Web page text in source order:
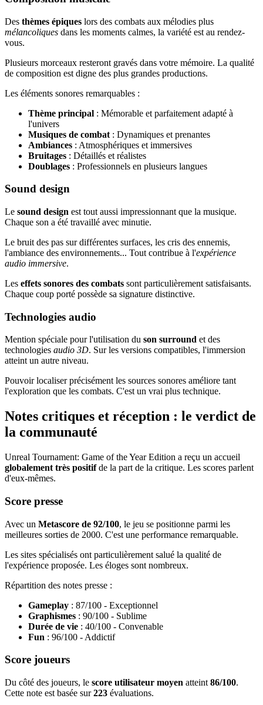
Des thèmes épiques lors des combats aux mélodies plus
mélancoliques dans les moments calmes, la variété est au rendez-
vous.
Plusieurs morceaux resteront gravés dans votre mémoire. La qualité
de composition est digne des plus grandes productions.
Les éléments sonores remarquables :
Thème principal : Mémorable et parfaitement adapté à
l'univers
Musiques de combat : Dynamiques et prenantes
Ambiances : Atmosphériques et immersives
Bruitages : Détaillés et réalistes
Doublages : Professionnels en plusieurs langues
Sound design
Le sound design est tout aussi impressionnant que la musique.
Chaque son a été travaillé avec minutie.
Le bruit des pas sur différentes surfaces, les cris des ennemis,
l'ambiance des environnements... Tout contribue à l'expérience
audio immersive.
Les effets sonores des combats sont particulièrement satisfaisants.
Chaque coup porté possède sa signature distinctive.
Technologies audio
Mention spéciale pour l'utilisation du son surround et des
technologies audio 3D. Sur les versions compatibles, l'immersion
atteint un autre niveau.
Pouvoir localiser précisément les sources sonores améliore tant
l'exploration que les combats. C'est un vrai plus technique.
Notes critiques et réception : le verdict de
la communauté
Unreal Tournament: Game of the Year Edition a reçu un accueil
globalement très positifde la part de la critique. Les scores parlent
d'eux-mêmes.
Score presse
Avec un Metascore de 92/100, le jeu se positionne parmi les
meilleures sorties de 2000. C'est une performance remarquable.
Les sites spécialisés ont particulièrement salué la qualité de
l'expérience proposée. Les éloges sont nombreux.
Répartition des notes presse :
Gameplay : 87/100 - Exceptionnel
Graphismes : 90/100 - Sublime
Durée de vie : 40/100 - Convenable
Fun : 96/100 - Addictif
Score joueurs
Du côté des joueurs, le score utilisateur moyen atteint 86/100.
Cette note est basée sur223 évaluations.